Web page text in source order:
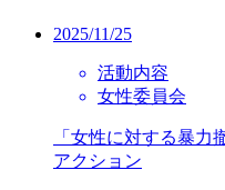
2025/11/25
活動内容
女性委員会
「女性に対する暴力
アクション